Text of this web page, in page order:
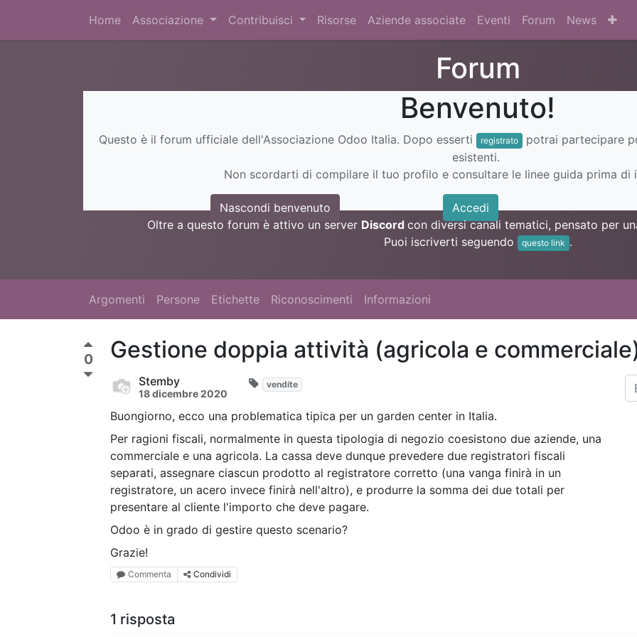
Home Associazione Contribuisci Risorse Aziende associate Eventi Forum News
Forum
Benvenuto!
Questo è il forum ufficiale dell'Associazione Odoo Italia. Dopo esserti registrato
potrai partecipare
esistenti.
Non scordarti di compilare il tuo profilo e consultare le linee guida prima di
Nascondi benvenuto Accedi
Oltre a questo forum è attivo un server Discord con diversi canali tematici, pensato per
Puoi iscriverti seguendo
questo link .
Argomenti Persone Etichette Riconoscimenti Informazioni
0 Gestione doppia attività (agricola e
Stemby
18 dicembre 2020
vendite
Buongiorno, ecco una problematica tipica per un garden center in Italia.
Per ragioni fiscali, normalmente in questa tipologia di negozio coesistono due aziende, una
commerciale e una agricola. La cassa deve dunque prevedere due registratori fiscali
separati, assegnare ciascun prodotto al registratore corretto (una vanga finirà in un
registratore, un acero invece finirà nell'altro), e produrre la somma dei due totali per
presentare al cliente l'importo che deve pagare.
Odoo è in grado di gestire questo scenario?
Grazie!
Commenta Condividi
1 risposta